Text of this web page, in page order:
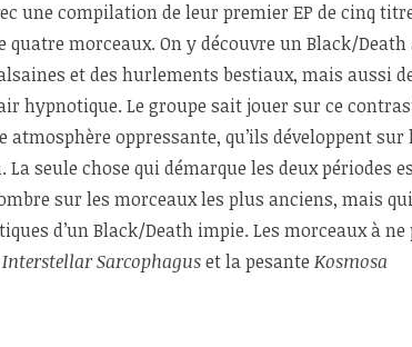
une compilation de leur premier EP de cinq
morceaux. On y découvre un Black/Death
et des hurlements bestiaux, mais aussi
hypnotique. Le groupe sait jouer sur ce
atmosphère oppressante, qu’ils développent sur
seule chose qui démarque les deux périodes
sur les morceaux les plus anciens, mais qui
d’un Black/Death impie. Les morceaux à ne
Interstellar Sarcophaguset la pesante Kosmosa